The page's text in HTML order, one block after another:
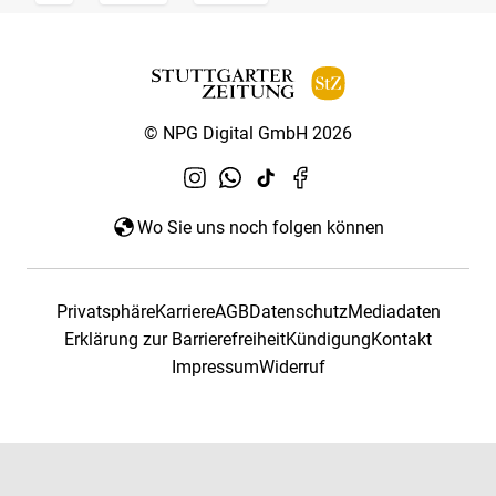
© NPG Digital GmbH 2026
Wo Sie uns noch folgen können
PrivatsphäreKarriereAGBDatenschutzMediadaten
Erklärung zur BarrierefreiheitKündigungKontakt
ImpressumWiderruf